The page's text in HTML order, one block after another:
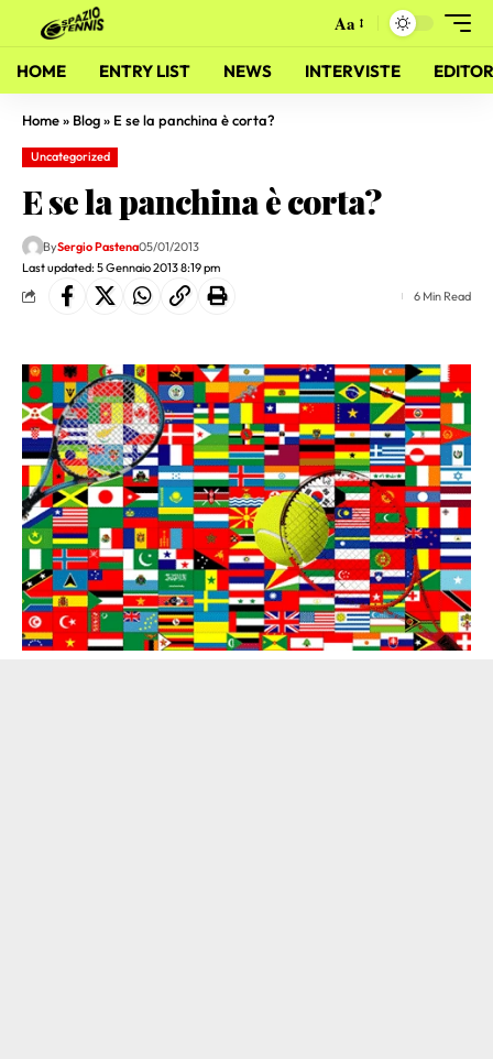
Aa
HOME ENTRY LIST NEWS INTERVISTE
Home» Blog» E se la panchina è corta?
Uncategorized
E se la panchina è corta?
Last updated: 5 Gennaio 2013 8:19 pm
BySergio Pastena05/01/2013
6 Min Read